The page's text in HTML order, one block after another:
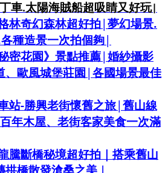
車.太陽海賊船超吸睛又好玩|
林奇幻森林超好拍| 夢幻場景.
各種造景一次拍個夠|
密花園》景點推薦| 婚紗攝影
、歐風城堡莊園 | 各國場景最佳
站-勝興老街懷舊之旅| 舊山線
年木屋、老街客家美食一次滿
騰斷橋秘境超好拍｜搭乘舊山
橋散發滄桑之美︱